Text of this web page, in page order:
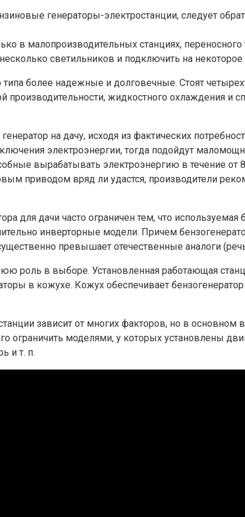
генераторы-электростанции, следует
в малопроизводительных станциях,
светильников и подключить на
более надежные и долговечные. Стоят
жидкостного охлаждения и
на дачу, исходя из фактических
электроэнергии, тогда подойдут
вырабатывать электроэнергию в течение от
приводом вряд ли удастся, производители
для дачи часто ограничен тем, что используемая
инверторные модели. Причем
превышает отечественные аналоги
роль в выборе. Установленная работающая
в кожухе. Кожух обеспечивает
зависит от многих факторов, но в основном
ограничить моделями, у которых установлены
и т. п.